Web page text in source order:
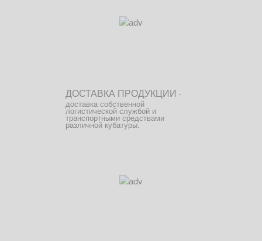
ДОСТАВКА ПРОДУКЦИИ -
доставка собственной
логистической службой и
транспортными средствами
различной кубатуры.